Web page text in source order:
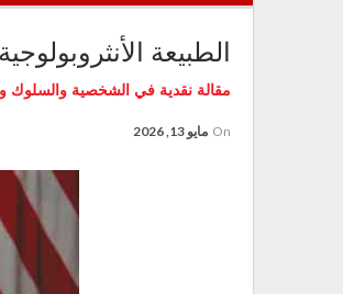
الطبيعة
مقالة نقدية في الشخصية والسلوك
On مايو 13, 2026